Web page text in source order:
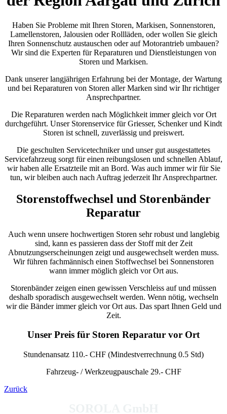
Haben Sie Probleme mit Ihren Storen, Markisen, Sonnenstoren,
Lamellenstoren, Jalousien oder Rollläden, oder wollen Sie gleich
Ihren Sonnenschutz austauschen oder auf Motorantrieb umbauen?
Wir sind die Experten für Reparaturen und Dienstleistungen von
Storen und Markisen.
Dank unserer langjährigen Erfahrung bei der Montage, der Wartung
und bei Reparaturen von Storen aller Marken sind wir Ihr richtiger
Ansprechpartner.
Die Reparaturen werden nach Möglichkeit immer gleich vor Ort
durchgeführt. Unser Storenservice für Griesser, Schenker und Kindt
Storen ist schnell, zuverlässig und preiswert.
Die geschulten Servicetechniker und unser gut ausgestattetes
Servicefahrzeug sorgt für einen reibungslosen und schnellen Ablauf,
wir haben alle Ersatzteile mit an Bord. Was auch immer wir für Sie
tun, wir bleiben auch nach Auftrag jederzeit Ihr Ansprechpartner.
Storenstoffwechsel und Storenbänder
Reparatur
Auch wenn unsere hochwertigen Storen sehr robust und langlebig
sind, kann es passieren dass der Stoff mit der Zeit
Abnutzungserscheinungen zeigt und ausgewechselt werden muss.
Wir führen fachmännisch einen Stoffwechsel bei Sonnenstoren
wann immer möglich gleich vor Ort aus.
Storenbänder zeigen einen gewissen Verschleiss auf und müssen
deshalb sporadisch ausgewechselt werden. Wenn nötig, wechseln
wir die Bänder immer gleich vor Ort aus. Das spart Ihnen Geld und
Zeit.
Unser Preis für Storen Reparatur vor Ort
Stundenansatz 110.- CHF (Mindestverrechnung 0.5 Std)
Fahrzeug- / Werkzeugpauschale 29.- CHF
Zurück